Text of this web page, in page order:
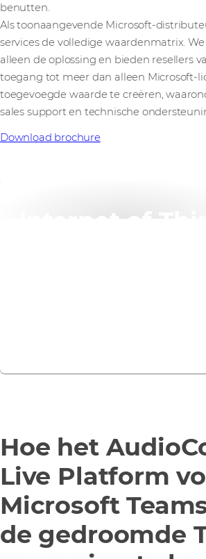
benutten.
Als toonaangevende Microsoft-
services de volledige waardenmatrix.
alleen de oplossing en bieden resellers
toegang tot meer dan alleen Microsoft-
toegevoegde waarde te creëren,
sales support en technische
Download brochure
Internet of
Hoe het
Live Platform
Microsoft
de gedroomde